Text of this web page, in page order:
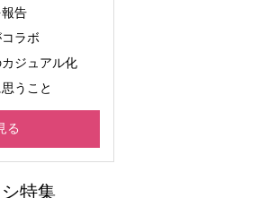
告
ラボ
ジュアル化
うこと
る